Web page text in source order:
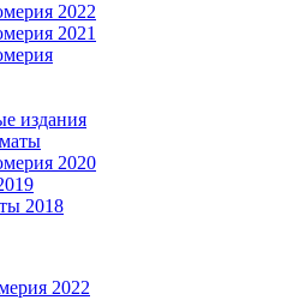
2022
2021
издания
2020
2018
2022